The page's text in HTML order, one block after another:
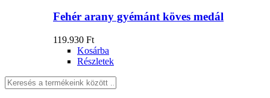
Fehér arany gyémánt köves medál
119.930 Ft
Kosárba
Részletek